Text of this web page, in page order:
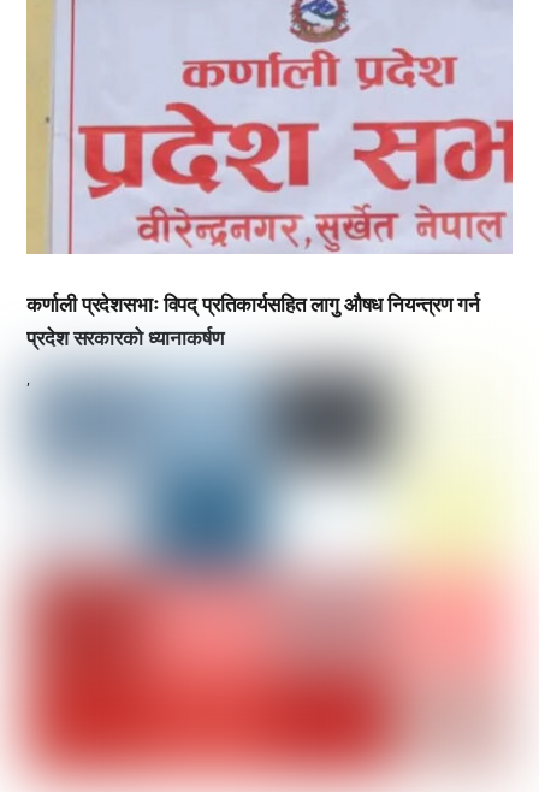
कर्णाली प्रदेशसभाः विपद् प्रतिकार्यसहित लागु औषध नियन्त्रण गर्न
प्रदेश सरकारको ध्यानाकर्षण